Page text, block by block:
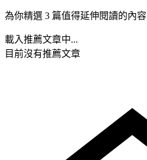
為你精選 3 篇值得延伸閱讀的內容
載入推薦文章中...
目前沒有推薦文章